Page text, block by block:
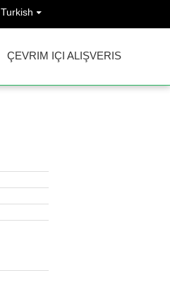
Turkish
ÇEVRIM IÇI ALIŞVERIS